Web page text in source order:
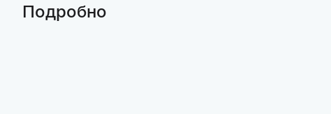
Подробно